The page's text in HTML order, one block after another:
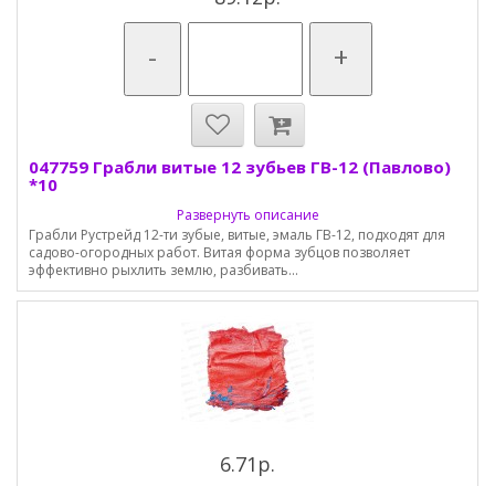
- +
047759 Грабли витые 12 зубьев ГВ-12 (Павлово)
*10
Развернуть описание
Грабли Рустрейд 12-ти зубые, витые, эмаль ГВ-12, подходят для
садово-огородных работ. Витая форма зубцов позволяет
эффективно рыхлить землю, разбивать...
6.71р.